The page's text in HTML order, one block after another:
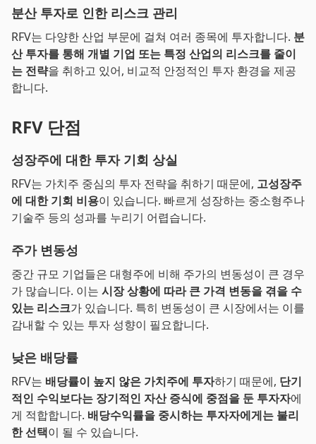
분산 투자로 인한 리스크 관리
RFV는 다양한 산업 부문에 걸쳐 여러 종목에 투자합니다. 분
산 투자를 통해 개별 기업 또는 특정 산업의 리스크를 줄이
는 전략을 취하고 있어, 비교적 안정적인 투자 환경을 제공
합니다.
RFV 단점
성장주에 대한 투자 기회 상실
RFV는 가치주 중심의 투자 전략을 취하기 때문에, 고성장주
에 대한 기회 비용이 있습니다. 빠르게 성장하는 중소형주나
기술주 등의 성과를 누리기 어렵습니다.
주가 변동성
중간 규모 기업들은 대형주에 비해 주가의 변동성이 큰 경우
가 많습니다. 이는 시장 상황에 따라 큰 가격 변동을 겪을 수
있는 리스크가 있습니다. 특히 변동성이 큰 시장에서는 이를
감내할 수 있는 투자 성향이 필요합니다.
낮은 배당률
RFV는 배당률이 높지 않은 가치주에 투자하기 때문에, 단기
적인 수익보다는 장기적인 자산 증식에 중점을 둔 투자자에
게 적합합니다. 배당수익률을 중시하는 투자자에게는 불리
한 선택이 될 수 있습니다.